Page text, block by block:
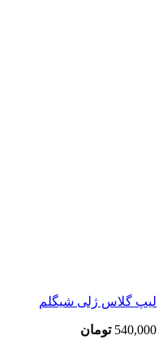
لیپ گلاس ژلی شیگلم
540,000 تومان